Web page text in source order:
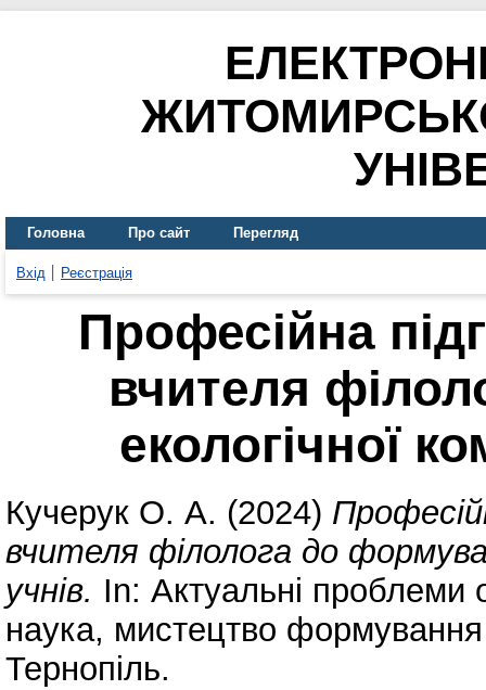
Головна Про сайт Перегляд
Вхід Реєстрація
Професійна
вчителя
екологічної
Кучерук О. А. (2024)
вчителя філолога до
учнів. In: Актуальні проблеми
наука, мистецтво
Тернопіль.